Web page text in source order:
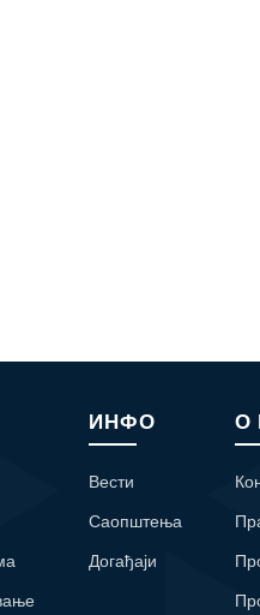
ИНФО
Вести
Саопштења
Догађаји
О